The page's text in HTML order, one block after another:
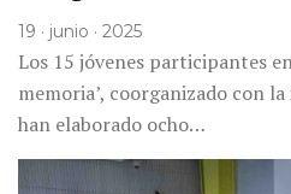
19 · junio · 2025
Los 15 jóvenes participantes
memoria’, coorganizado con
han elaborado ocho…